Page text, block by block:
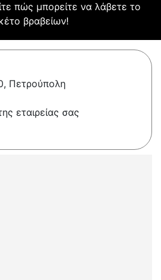
πώς μπορείτε να λάβετε το
βραβείων!
Πετρούπολη
εταιρείας σας